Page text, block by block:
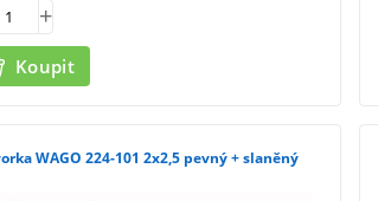
Koupit
WAGO 224-101 2x2,5 pevný + slaněný